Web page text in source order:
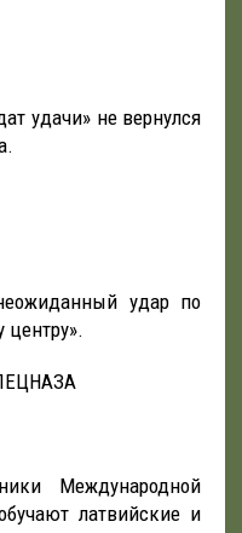
удачи» не вернулся
удар по
центру».
Международной
латвийские и